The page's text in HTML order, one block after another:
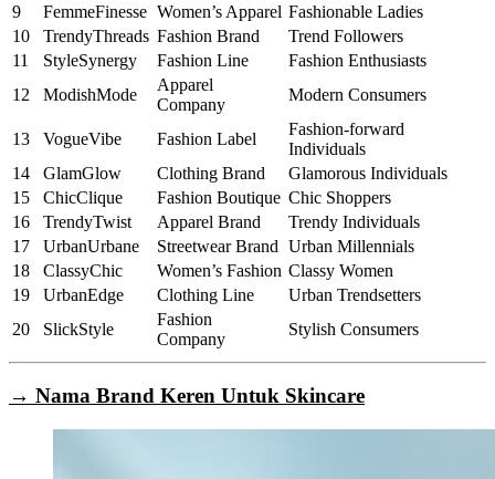
9
FemmeFinesse Women’s Apparel Fashionable Ladies
10
TrendyThreads Fashion Brand
Trend Followers
11
StyleSynergy Fashion Line
Fashion Enthusiasts
12
ModishMode
Apparel
Company
Modern Consumers
13 VogueVibe Fashion Label
Fashion-forward
Individuals
14
GlamGlow Clothing Brand
Glamorous Individuals
15
ChicClique Fashion Boutique Chic Shoppers
16
TrendyTwist Apparel Brand
Trendy Individuals
17
UrbanUrbane Streetwear Brand Urban Millennials
18
ClassyChic Women’s Fashion Classy Women
19
UrbanEdge Clothing Line
Urban Trendsetters
20
SlickStyle
Fashion
Company
Stylish Consumers
→ Nama Brand Keren Untuk Skincare